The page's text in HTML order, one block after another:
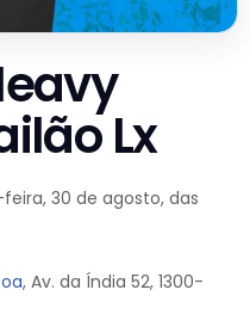
Lx
30 de agosto, das
, Av. da Índia 52, 1300-